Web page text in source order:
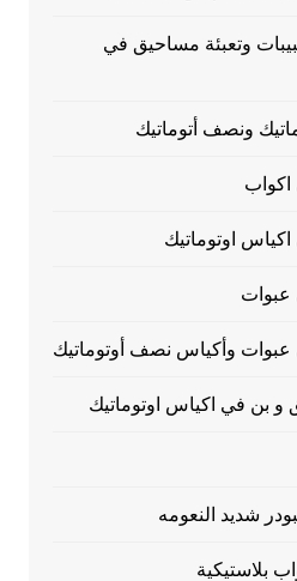
وتعبئة مساحيق في
ونصف أتوماتيك
اكواب
اوتوماتيك
عبوات
عبوات وأكياس نصف أوتوماتيك
و بن في اكياس اوتوماتيك
شديد النعومه
بلاستيكية